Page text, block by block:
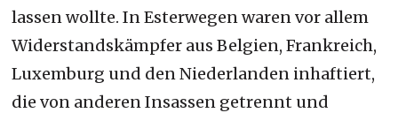
lassen wollte. In Esterwegen waren vor allem
Widerstandskämpfer aus Belgien, Frankreich,
Luxemburg und den Niederlanden inhaftiert,
die von anderen Insassen getrennt und